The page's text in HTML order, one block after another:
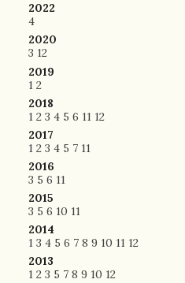
2022
4
2020
3 12
2019
1 2
2018
1 2 3 4 5 6 11 12
2017
1 2 3 4 5 7 11
2016
3 5 6 11
2015
3 5 6 10 11
2014
1 3 4 5 6 7 8 9 10 11 12
2013
1 2 3 5 7 8 9 10 12